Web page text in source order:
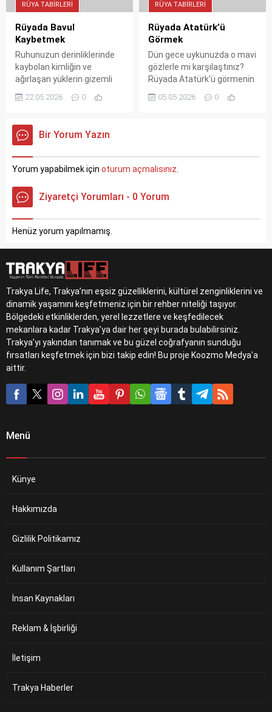
RÜYA TABIRLERI
Rüyada Bavul
Kaybetmek
Ruhunuzun derinliklerinde
kaybolan kimliğin ve
ağırlaşan yüklerin gizemli
kaybetmek, duygusal bir
sorumluluklarınızı yeniden
gözden geçirmeniz
işaretidir. Kadim alimlerin
yorumlarıyla sırrı çözün.
22.05.2026 0
RÜYA TABIRLERI
Rüyada Atatürk’ü
Görmek
Dün gece uykunuzda o mavi
gözlerle mi karşılaştınız?
Rüyada Atatürk'ü görmenin
anlamlarını keşfetmeye
05.05.2026 0
Bir Yorum Yazın
Yorum yapabilmek için oturum açmalısınız
Ziyaretçi Yorumları - 0 Yorum
Henüz yorum yapılmamış.
Trakya Life, Trakya’nın eşsiz güzelliklerini, kültürel zenginliklerini ve
dinamik yaşamını keşfetmeniz için bir rehber niteliği taşıyor.
Bölgedeki etkinliklerden, yerel lezzetlere ve keşfedilecek
mekanlara kadar Trakya’ya dair her şeyi burada bulabilirsiniz.
Trakya’yı yakından tanımak ve bu güzel coğrafyanın sunduğu
fırsatları keşfetmek için bizi takip edin! Bu proje Koozmo Medya'a
aittir.
Menü
Künye
Hakkımızda
Gizlilik Politikamız
Kullanım Şartları
İnsan Kaynakları
Reklam & İşbirliği
İletişim
Trakya Haberler